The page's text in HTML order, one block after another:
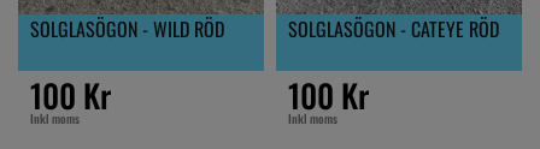
SOLGLASÖGON - WILD RÖD
100 Kr
Inkl moms
SOLGLASÖGON - CATEYE RÖD
100 Kr
Inkl moms